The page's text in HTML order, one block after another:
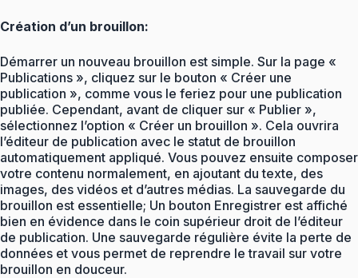
Création d’un brouillon:
Démarrer un nouveau brouillon est simple. Sur la page «
Publications », cliquez sur le bouton « Créer une
publication », comme vous le feriez pour une publication
publiée. Cependant, avant de cliquer sur « Publier »,
sélectionnez l’option « Créer un brouillon ». Cela ouvrira
l’éditeur de publication avec le statut de brouillon
automatiquement appliqué. Vous pouvez ensuite composer
votre contenu normalement, en ajoutant du texte, des
images, des vidéos et d’autres médias. La sauvegarde du
brouillon est essentielle; Un bouton Enregistrer est affiché
bien en évidence dans le coin supérieur droit de l’éditeur
de publication. Une sauvegarde régulière évite la perte de
données et vous permet de reprendre le travail sur votre
brouillon en douceur.